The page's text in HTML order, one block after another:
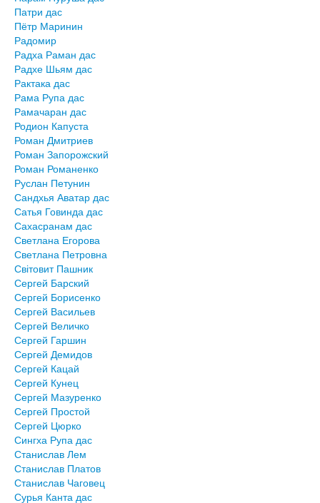
Патри дас
Пётр Маринин
Радомир
Радха Раман дас
Радхе Шьям дас
Рактака дас
Рама Рупа дас
Рамачаран дас
Родион Капуста
Роман Дмитриев
Роман Запорожский
Роман Романенко
Руслан Петунин
Сандхья Аватар дас
Сатья Говинда дас
Сахасранам дас
Светлана Егорова
Светлана Петровна
Світовит Пашник
Сергей Барский
Сергей Борисенко
Сергей Васильев
Сергей Величко
Сергей Гаршин
Сергей Демидов
Сергей Кацай
Сергей Кунец
Сергей Мазуренко
Сергей Простой
Сергей Цюрко
Сингха Рупа дас
Станислав Лем
Станислав Платов
Станислав Чаговец
Сурья Канта дас